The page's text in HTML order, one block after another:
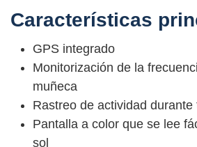
Características
GPS integrado
Monitorización de la
muñeca
Rastreo de actividad durante
Pantalla a color que se lee
sol